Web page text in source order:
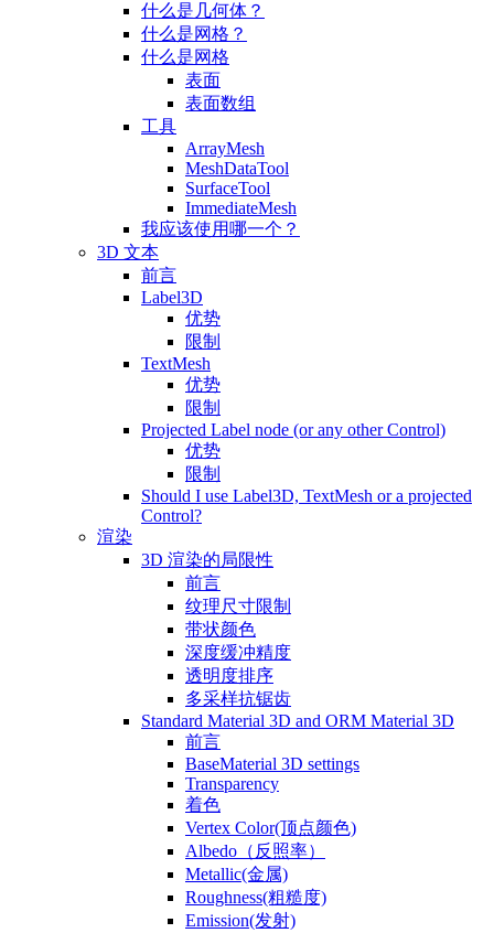
什么是几何体？
什么是网格？
什么是网格
表面
表面数组
工具
ArrayMesh
MeshDataTool
SurfaceTool
ImmediateMesh
我应该使用哪一个？
3D 文本
前言
Label3D
优势
限制
TextMesh
优势
限制
Projected Label node (or any other Control)
优势
限制
Should I use Label3D, TextMesh or a projected
Control?
渲染
3D 渲染的局限性
前言
纹理尺寸限制
带状颜色
深度缓冲精度
透明度排序
多采样抗锯齿
Standard Material 3D and ORM Material 3D
前言
BaseMaterial 3D settings
Transparency
着色
Vertex Color(顶点颜色)
Albedo（反照率）
Metallic(金属)
Roughness(粗糙度)
Emission(发射)